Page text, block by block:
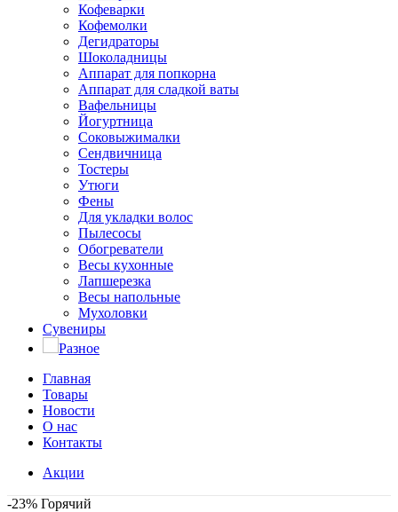
Кофеварки
Кофемолки
Дегидраторы
Шоколадницы
Аппарат для попкорна
Аппарат для сладкой ваты
Вафельницы
Йогуртница
Соковыжималки
Сендвичница
Тостеры
Утюги
Фены
Для укладки волос
Пылесосы
Обогреватели
Весы кухонные
Лапшерезка
Весы напольные
Мухоловки
Сувениры
Разное
Главная
Товары
Новости
О нас
Контакты
Акции
-23% Горячий